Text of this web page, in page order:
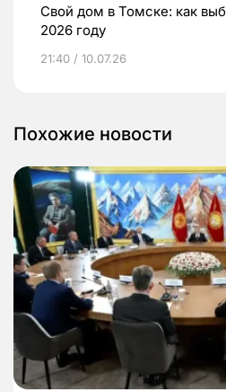
Свой дом в Томске: как
2026 году
21:40 / 10.07.26
Похожие новости